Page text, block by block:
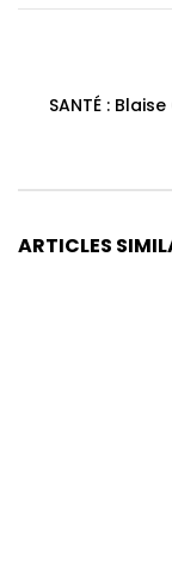
SANTÉ :
ARTICLES